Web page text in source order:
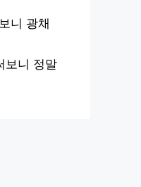
니 광채
보니 정말